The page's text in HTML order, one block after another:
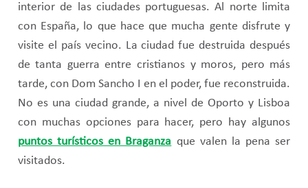
interior de las ciudades portuguesas. Al norte limita
con España, lo que hace que mucha gente disfrute y
visite el país vecino. La ciudad fue destruida después
de tanta guerra entre cristianos y moros, pero más
tarde, con Dom Sancho I en el poder, fue reconstruida.
No es una ciudad grande, a nivel de Oporto y Lisboa
con muchas opciones para hacer, pero hay algunos
puntos turísticos en Braganza que valen la pena ser
visitados.